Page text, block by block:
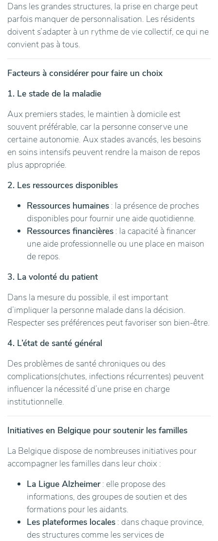
Dans les grandes structures, la prise en charge peut
parfois manquer de personnalisation. Les résidents
doivent s’adapter à un rythme de vie collectif, ce qui ne
convient pas à tous.
Facteurs à considérer pour faire un choix
1. Le stade de la maladie
Aux premiers stades, le maintien à domicile est
souvent préférable, car la personne conserve une
certaine autonomie. Aux stades avancés, les besoins
en soins intensifs peuvent rendre la maison de repos
plus appropriée.
2. Les ressources disponibles
Ressources humaines : la présence de proches
disponibles pour fournir une aide quotidienne.
Ressources financières : la capacité à financer
une aide professionnelle ou une place en maison
de repos.
3. La volonté du patient
Dans la mesure du possible, il est important
d’impliquer la personne malade dans la décision.
Respecter ses préférences peut favoriser son bien-être.
4. L’état de santé général
Des problèmes de santé chroniques ou des
complications(chutes, infections récurrentes) peuvent
influencer la nécessité d’une prise en charge
institutionnelle.
Initiatives en Belgique pour soutenir les familles
La Belgique dispose de nombreuses initiatives pour
accompagner les familles dans leur choix :
La Ligue Alzheimer: elle propose des
informations, des groupes de soutien et des
formations pour les aidants.
Les plateformes locales : dans chaque province,
des structures comme les services de